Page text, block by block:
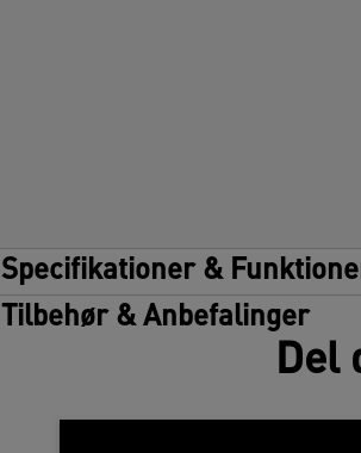
Specifikationer &
Tilbehør & Anbefalinger
Del